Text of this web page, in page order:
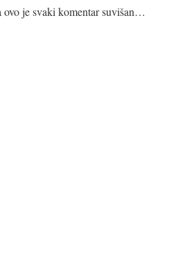
je svaki komentar suvišan…